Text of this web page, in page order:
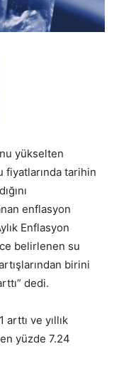
yükselten
fiyatlarında tarihin
enflasyon
Enflasyon
belirlenen su
birini
dedi.
arttı ve yıllık
yüzde 7.24